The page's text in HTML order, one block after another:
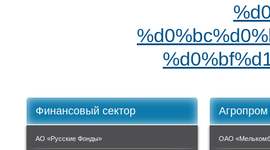
Финансовый сектор
АО «Русские Фонды»
Агропром
ОАО